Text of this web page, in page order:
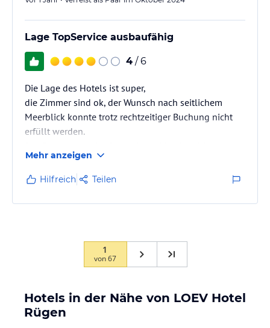
Lage TopService ausbaufähig
4 / 6
Die Lage des Hotels ist super,
die Zimmer sind ok, der Wunsch nach seitlichem
Meerblick konnte trotz rechtzeitiger Buchung nicht
erfüllt werden.
unmotiviert.
Das Frühstück war gut, die Mitarbeiter im Restaurant
sehr freundlich.
Der Saunabereich ist nichts für Ruhesuchende….das
Für uns stimmte das Preis/Leistungsverhältnis leider
Mehr anzeigen
Hilfreich Teilen
1
von67
Hotels in der Nähe von LOEV Hotel
Rügen